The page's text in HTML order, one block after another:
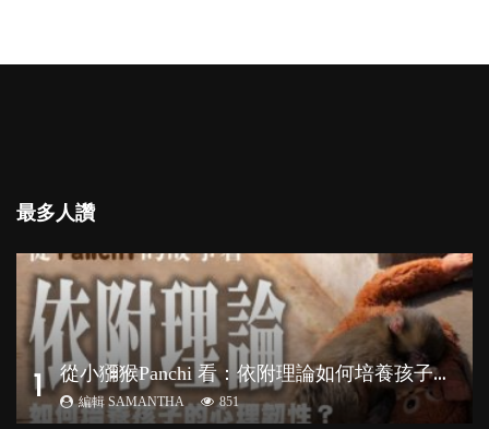
最多人讚
1 從
小獼猴Panchi 看：依附理論如何培養孩子心理韌性？
編輯 SAMANTHA 851